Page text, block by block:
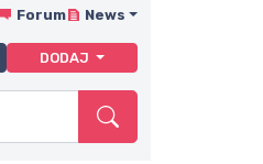
Forum News
DODAJ